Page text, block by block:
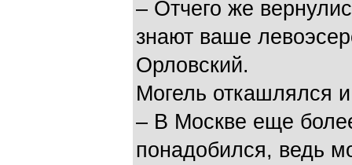
– Отчего же
знают ваше
Орловский.
Могель откашлялся
– В Москве еще
понадобился, ведь